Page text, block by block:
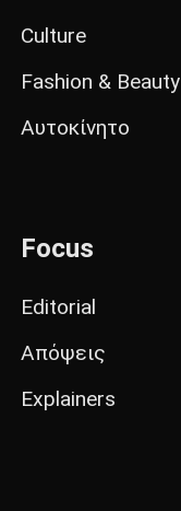
Culture
Fashion & Beauty
Αυτοκίνητο
Focus
Editorial
Απόψεις
Explainers